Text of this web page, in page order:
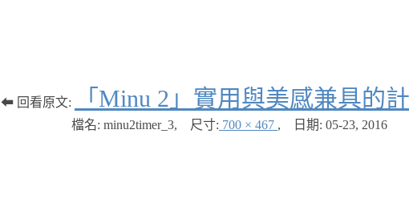
⬅ 回看原文: 「Minu 2」實用與美感兼具的
檔名: minu2timer_3, 尺寸: 700 × 467 , 日期: 05-23, 2016